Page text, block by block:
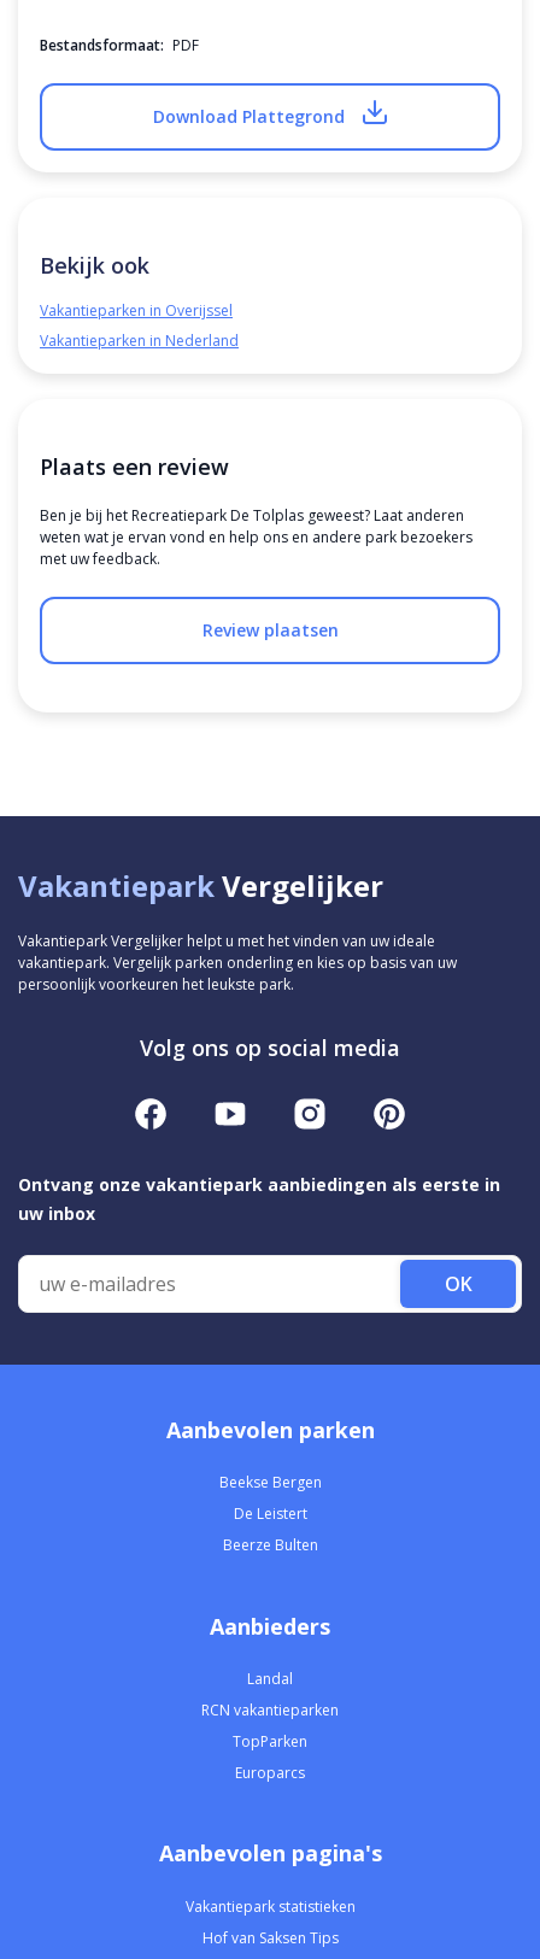
Bestandsformaat: PDF
Download Plattegrond
Bekijk ook
Vakantieparken in Overijssel
Vakantieparken in Nederland
Plaats een review
Ben je bij het Recreatiepark De Tolplas geweest? Laat anderen
weten wat je ervan vond en help ons en andere park bezoekers
met uw feedback.
Review plaatsen
VakantieparkVergelijker
Vakantiepark Vergelijker helpt u met het vinden van uw ideale
vakantiepark. Vergelijk parken onderling en kies op basis van uw
persoonlijk voorkeuren het leukste park.
Volg ons op social media
Ontvang onze vakantiepark aanbiedingen als eerste in
uw inbox
OK
Aanbevolen parken
Beekse Bergen
De Leistert
Beerze Bulten
Aanbieders
Landal
RCN vakantieparken
TopParken
Europarcs
Aanbevolen pagina's
Vakantiepark statistieken
Hof van Saksen Tips